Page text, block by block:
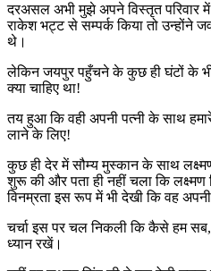
दरअसल अभी मुझे अपने विस्तृत परिवार में
राकेश भट्ट से सम्पर्क किया तो उन्होंने
थे।
लेकिन जयपुर पहुँचने के कुछ ही घंटों के
क्या चाहिए था!
तय हुआ कि वही अपनी पत्नी के साथ
लाने के लिए!
कुछ ही देर में सौम्य मुस्कान के साथ
शुरू की और पता ही नहीं चला कि लक्ष्मण
विनम्रता इस रूप में भी देखी कि वह
चर्चा इस पर चल निकली कि कैसे हम
ध्यान रखें।